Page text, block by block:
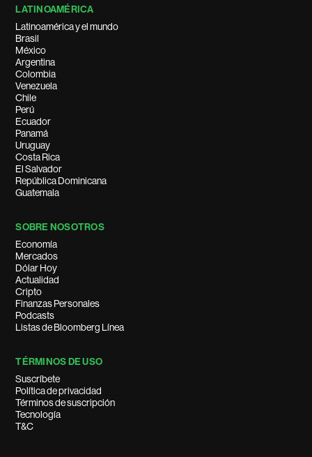
LATINOAMÉRICA
Latinoamérica y el mundo
Brasil
México
Argentina
Colombia
Venezuela
Chile
Perú
Ecuador
Panamá
Uruguay
Costa Rica
El Salvador
República Dominicana
Guatemala
SOBRE NOSOTROS
Economía
Mercados
Dólar Hoy
Actualidad
Cripto
Finanzas Personales
Podcasts
Listas de Bloomberg Línea
TÉRMINOS DE USO
Suscríbete
Política de privacidad
Términos de suscripción
Tecnología
T&C